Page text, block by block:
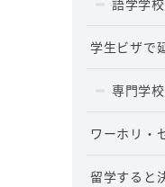
語学学
学生ビザで
専門学
ワーホリ・
留学すると